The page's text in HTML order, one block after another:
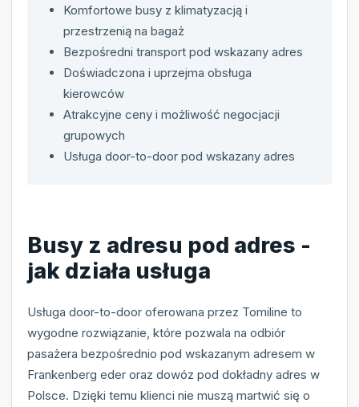
Komfortowe busy z klimatyzacją i
przestrzenią na bagaż
Bezpośredni transport pod wskazany adres
Doświadczona i uprzejma obsługa
kierowców
Atrakcyjne ceny i możliwość negocjacji
grupowych
Usługa door-to-door pod wskazany adres
Busy z adresu pod adres -
jak działa usługa
Usługa door-to-door oferowana przez Tomiline to
wygodne rozwiązanie, które pozwala na odbiór
pasażera bezpośrednio pod wskazanym adresem w
Frankenberg eder oraz dowóz pod dokładny adres w
Polsce. Dzięki temu klienci nie muszą martwić się o